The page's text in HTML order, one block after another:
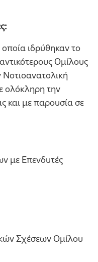
ιδρύθηκαν το
Ομίλους
Νοτιοανατολική
ολόκληρη την
και με παρουσία σε
με Επενδυτές
Σχέσεων Ομίλου